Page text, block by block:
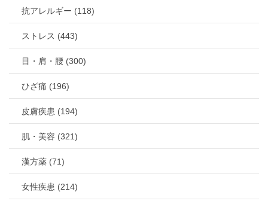
抗アレルギー (118)
ストレス (443)
目・肩・腰 (300)
ひざ痛 (196)
皮膚疾患 (194)
肌・美容 (321)
漢方薬 (71)
女性疾患 (214)